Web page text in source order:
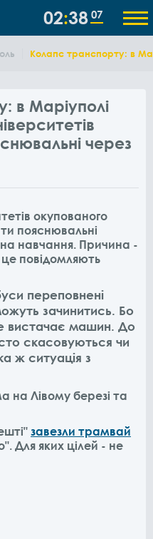
02 38 07
Колапс транспорту: в
в Маріуполі
через
окупованого
пояснювальні
на навчання. Причина -
повідомляють
переповнені
зачинитись. Бо
вистачає машин. До
скасовуються чи
ж ситуація з
на Лівому березі та
завезли трамвай
Для яких цілей - не